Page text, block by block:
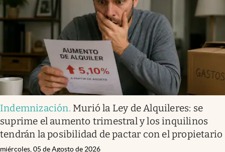
Indemnización. Murió la Ley de Alquileres: se
suprime el aumento trimestral y los inquilinos
tendrán la posibilidad de pactar con el propietario
miércoles, 05 de Agosto de 2026